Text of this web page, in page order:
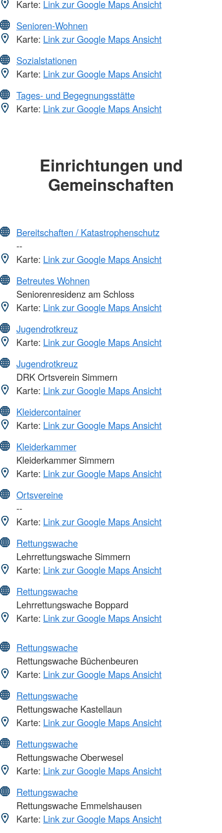
Karte: Link zur Google Maps Ansicht
Senioren-Wohnen
Karte: Link zur Google Maps Ansicht
Sozialstationen
Karte: Link zur Google Maps Ansicht
Tages- und Begegnungsstätte
Karte: Link zur Google Maps Ansicht
Einrichtungen und
Gemeinschaften
Bereitschaften / Katastrophenschutz
--
Karte: Link zur Google Maps Ansicht
Betreutes Wohnen
Seniorenresidenz am Schloss
Karte: Link zur Google Maps Ansicht
Jugendrotkreuz
Karte: Link zur Google Maps Ansicht
Jugendrotkreuz
DRK Ortsverein Simmern
Karte: Link zur Google Maps Ansicht
Kleidercontainer
Karte: Link zur Google Maps Ansicht
Kleiderkammer
Kleiderkammer Simmern
Karte: Link zur Google Maps Ansicht
Ortsvereine
--
Karte: Link zur Google Maps Ansicht
Rettungswache
Lehrrettungswache Simmern
Karte: Link zur Google Maps Ansicht
Rettungswache
Lehrrettungswache Boppard
Karte: Link zur Google Maps Ansicht
Rettungswache
Rettungswache Büchenbeuren
Karte: Link zur Google Maps Ansicht
Rettungswache
Rettungswache Kastellaun
Karte: Link zur Google Maps Ansicht
Rettungswache
Rettungswache Oberwesel
Karte: Link zur Google Maps Ansicht
Rettungswache
Rettungswache Emmelshausen
Karte: Link zur Google Maps Ansicht